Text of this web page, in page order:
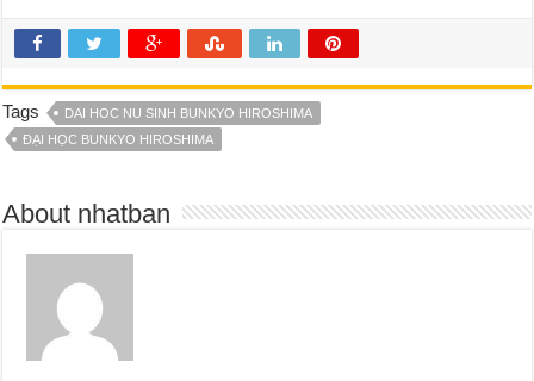
Tags
DAI HOC NU SINH BUNKYO HIROSHIMA
ĐẠI HỌC BUNKYO HIROSHIMA
About nhatban